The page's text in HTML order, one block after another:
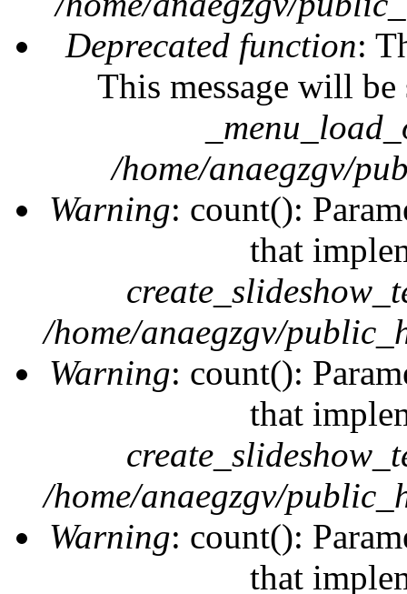
Deprecated function:
This message will
/home/anaegzgv/
Warning: count():
that
/home/anaegzgv/
Warning: count():
that
/home/anaegzgv/
Warning: count():
that